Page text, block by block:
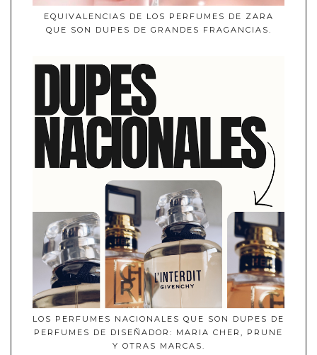
EQUIVALENCIAS DE LOS PERFUMES DE ZARA
QUE SON DUPES DE GRANDES FRAGANCIAS.
LOS PERFUMES NACIONALES QUE SON DUPES DE
PERFUMES DE DISEÑADOR: MARIA CHER, PRUNE
Y OTRAS MARCAS.